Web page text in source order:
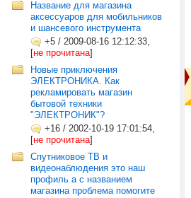
Название для магазина
аксессуаров для мобильников
и шансевого инструмента
+5 / 2009-08-16 12:12:33,
[не прочитана]
Новые приключения
ЭЛЕКТРОНИКА. Как
рекламировать магазин
бытовой техники
"ЭЛЕКТРОНИК"?
+16 / 2002-10-19 17:01:54,
[не прочитана]
Спутниковое ТВ и
видеонаблюдения это наш
профиль а с названием
магазина проблема помогите